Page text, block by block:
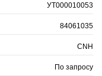
УТ000010053
84061035
CNH
По запросу